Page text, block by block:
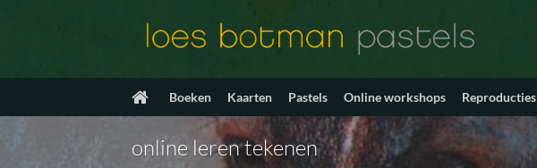
Boeken Kaarten Pastels Online workshops Reproducties
online leren tekenen